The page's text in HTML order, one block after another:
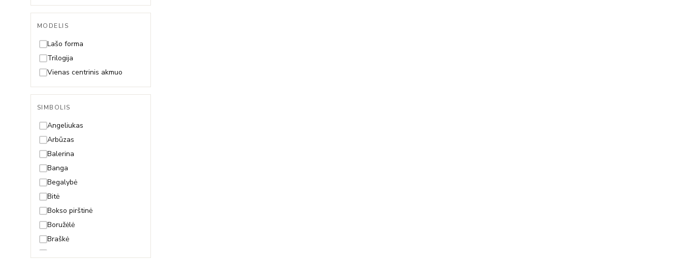
Paperclip
Pitonas
Rolo
Rombo
Rope (Virvutė)
Singapore
MODELIS
Lašo forma
Trilogija
Vienas centrinis akmuo
SIMBOLIS
Angeliukas
Arbūzas
Balerina
Banga
Begalybė
Bitė
Bokso pirštinė
Boružėlė
Braškė